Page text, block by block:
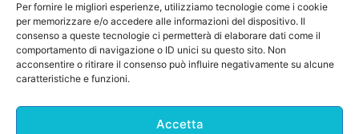
Per fornire le migliori esperienze, utilizziamo tecnologie come i cookie
per memorizzare e/o accedere alle informazioni del dispositivo. Il
consenso a queste tecnologie ci permetterà di elaborare dati come il
comportamento di navigazione o ID unici su questo sito. Non
acconsentire o ritirare il consenso può influire negativamente su alcune
caratteristiche e funzioni.
Accetta
Email